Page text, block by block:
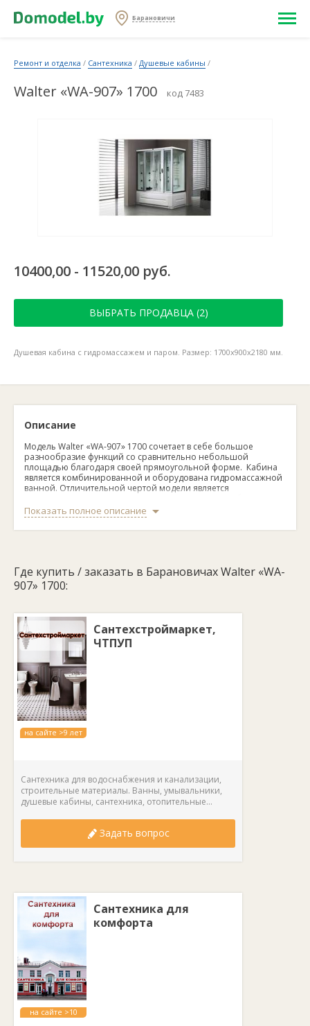
Барановичи
Ремонт и отделка / Сантехника / Душевые кабины /
Walter «WA-907» 1700 код 7483
10400,00 - 11520,00 руб.
ВЫБРАТЬ ПРОДАВЦА (2)
Душевая кабина с гидромассажем и паром. Размер: 1700х900х2180 мм.
Описание
Модель Walter «WA-907» 1700 сочетает в себе большое
разнообразие функций со сравнительно небольшой
площадью благодаря своей прямоугольной форме. Кабина
является комбинированной и оборудована гидромассажной
ванной. Отличительной чертой модели является
также модель имеет хромированный профиль,
противоскользящее покрытие. Доступны функции ручного,
тропического душа, массажа ног, спины, гидромассажа,
Показать полное описание
Где купить / заказать в Барановичах Walter «WA-
907» 1700:
на сайте >9 лет
Сантехстроймаркет,
ЧТПУП
Сантехника для водоснабжения и канализации,
строительные материалы. Ванны, умывальники,
душевые кабины, сантехника, отопительные...
Задать вопрос
на сайте >10
Сантехника для
комфорта